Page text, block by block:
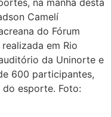
Camelí
do Fórum
em Rio
da Uninorte e
600 participantes,
esporte. Foto: